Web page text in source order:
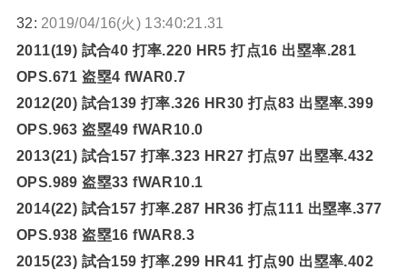
32: 2019/04/16(火) 13:40:21.31
2011(19) 試合40 打率.220 HR5 打点16 出塁率.281
OPS.671 盗塁4 fWAR0.7
2012(20) 試合139 打率.326 HR30 打点83 出塁率.399
OPS.963 盗塁49 fWAR10.0
2013(21) 試合157 打率.323 HR27 打点97 出塁率.432
OPS.989 盗塁33 fWAR10.1
2014(22) 試合157 打率.287 HR36 打点111 出塁率.377
OPS.938 盗塁16 fWAR8.3
2015(23) 試合159 打率.299 HR41 打点90 出塁率.402